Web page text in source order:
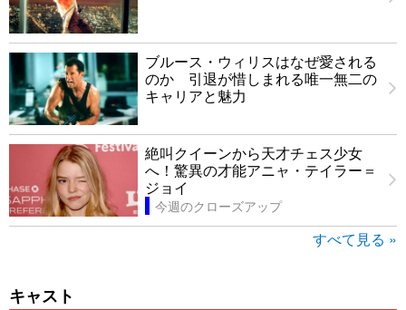
ブルース・ウィリスはなぜ愛される
のか 引退が惜しまれる唯一無二の
キャリアと魅力
絶叫クイーンから天才チェス少女
へ！驚異の才能アニャ・テイラー＝
ジョイ
今週のクローズアップ
すべて見る »
キャスト